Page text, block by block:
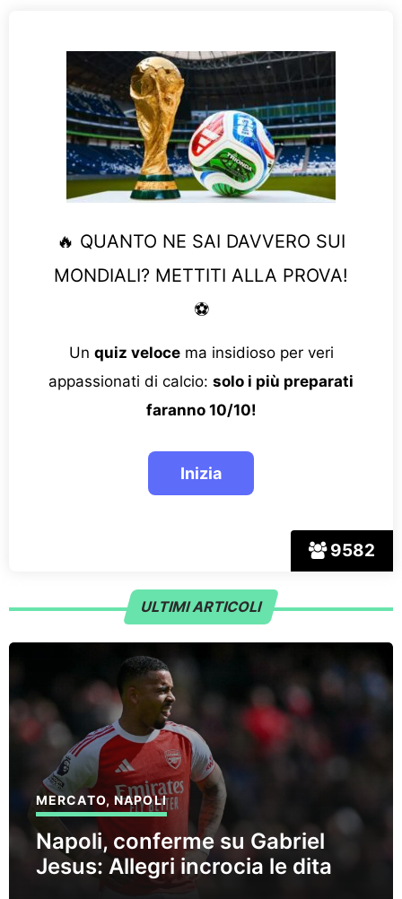
9582
🔥 QUANTO NE SAI DAVVERO SUI
MONDIALI? METTITI ALLA PROVA!
⚽
Un quiz velocema insidioso per veri
appassionati di calcio: solo i più preparati
faranno 10/10!
ULTIMI ARTICOLI
MERCATO,NAPOLI
Napoli, conferme su Gabriel
Jesus: Allegri incrocia le dita